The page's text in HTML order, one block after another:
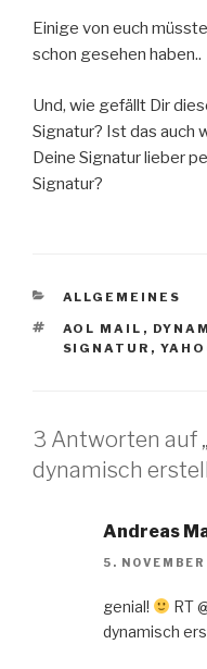
Einige von euch
schon gesehen haben..
Und, wie gefällt Dir
Signatur? Ist das auch
Deine Signatur lieber
Signatur?
KATEGORIEN
ALLGEMEINES
SCHLAGWÖRTER
AOL MAIL ,
SIGNATUR ,
3 Antworten auf
dynamisch
Andreas
5.
genial!
RT
dynamisch